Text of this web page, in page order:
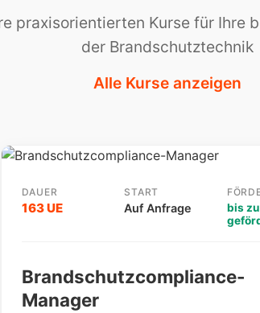
praxisorientierten Kurse für Ihre
der Brandschutztechnik
Alle Kurse anzeigen
DAUER
163 UE
START
Auf Anfrage
bis
Brandschutzcompliance-
Manager